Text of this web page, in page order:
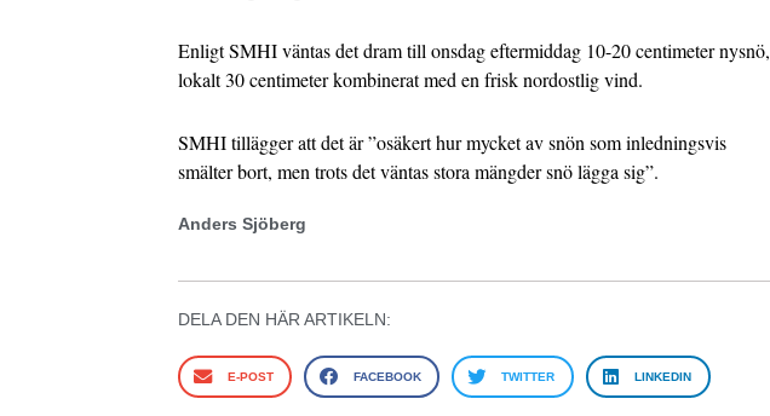
Enligt SMHI väntas det dram till onsdag eftermiddag 10-20 centimeter nysnö,
lokalt 30 centimeter kombinerat med en frisk nordostlig vind.
SMHI tillägger att det är ”osäkert hur mycket av snön som inledningsvis
smälter bort, men trots det väntas stora mängder snö lägga sig”.
Anders Sjöberg
DELA DEN HÄR ARTIKELN:
E-POST FACEBOOK TWITTER LINKEDIN